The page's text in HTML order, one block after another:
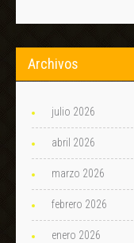
Archivos
julio 2026
abril 2026
marzo 2026
febrero 2026
enero 2026